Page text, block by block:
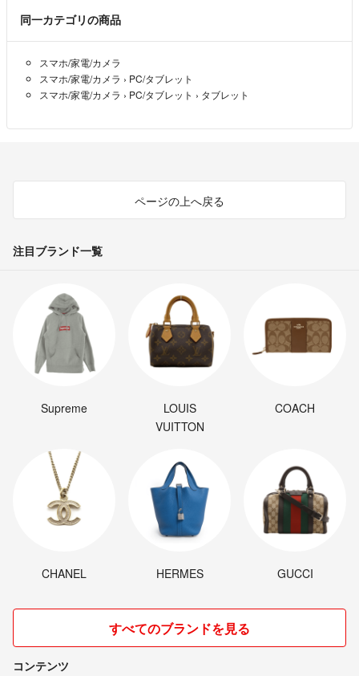
同一カテゴリの商品
スマホ/家電/カメラ
スマホ/家電/カメラ › PC/タブレット
スマホ/家電/カメラ › PC/タブレット › タブレット
ページの上へ戻る
注目ブランド一覧
Supreme
LOUIS
VUITTON
COACH
CHANEL HERMES GUCCI
すべてのブランドを見る
コンテンツ